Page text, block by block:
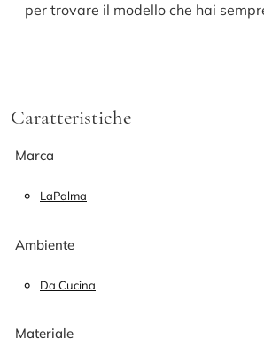
per trovare il modello che hai
Caratteristiche
Marca
LaPalma
Ambiente
Da Cucina
Materiale